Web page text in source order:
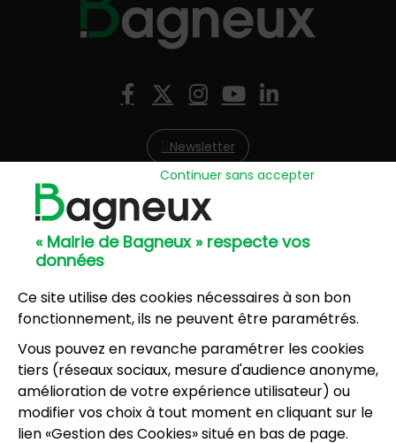
« Mairie de Bagneux » respecte vos
données
Ce site utilise des cookies nécessaires à son bon
fonctionnement, ils ne peuvent être paramétrés.
Vous pouvez en revanche paramétrer les cookies
tiers (réseaux sociaux, mesure d'audience anonyme,
amélioration de votre expérience utilisateur) ou
modifier vos choix à tout moment en cliquant sur le
lien «Gestion des Cookies» situé en bas de page.
Continuer sans accepter
Facebook
X (Twitter)
Instagram
YouTube
LinkedIn
Newsletter
Hôtel de Ville
57, avenue Henri Ravera - 92220 Bagneux
01 42 31 60 00
8, résidence du Port Galand - 92220 Bagneux
01 45 47 62 00
NOUS CONTACTER
Horaires d’ouverture: